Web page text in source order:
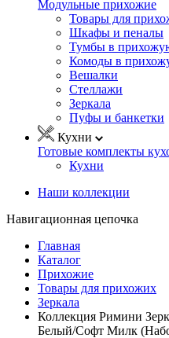
Модульные прихожие
Товары для
Шкафы и пеналы
Тумбы в
Комоды в
Вешалки
Стеллажи
Зеркала
Пуфы и банкетки
Кухни
Готовые комплекты
Кухни
Наши коллекции
Навигационная цепочка
Главная
Каталог
Прихожие
Товары для прихожих
Зеркала
Коллекция Римини
Белый/Софт Милк